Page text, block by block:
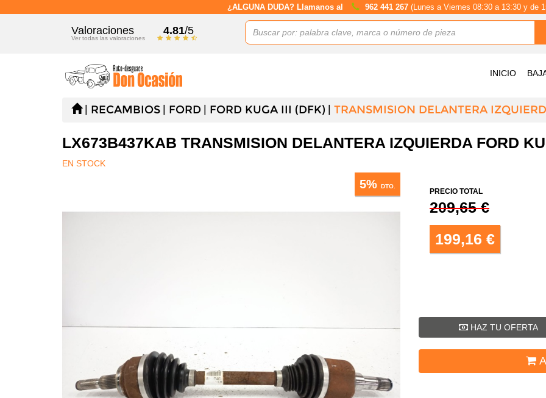
¿ALGUNA DUDA? Llamanos al 962 441 267 (Lunes a Viernes 08:30 a 13:30 y de
Valoraciones
Ver todas las valoraciones
4.81/5
INICIO
RECAMBIOS FORD FORD KUGA III (DFK) TRANSMISION DELANTERA
LX673B437KAB TRANSMISION DELANTERA IZQUIERDA FORD
EN STOCK
5% DTO.
PRECIO TOTAL
209,65 €
199,16 €
HAZ TU OFERTA